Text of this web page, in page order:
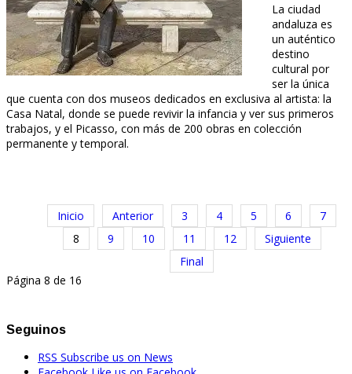
La ciudad
andaluza es
un auténtico
destino
cultural por
ser la única
que cuenta con dos museos dedicados en exclusiva al artista: la
Casa Natal, donde se puede revivir la infancia y ver sus primeros
trabajos, y el Picasso, con más de 200 obras en colección
permanente y temporal.
Inicio Anterior 3 4 5 6
7
8
9 10 11 12
Siguiente
Final
Página 8 de 16
Seguinos
RSS Subscribe us on News